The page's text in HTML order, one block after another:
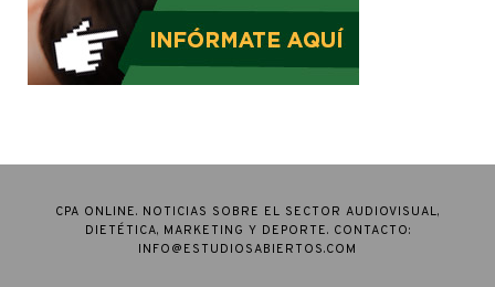
CPA ONLINE. NOTICIAS SOBRE EL SECTOR AUDIOVISUAL,
DIETÉTICA, MARKETING Y DEPORTE. CONTACTO:
INFO@ESTUDIOSABIERTOS.COM